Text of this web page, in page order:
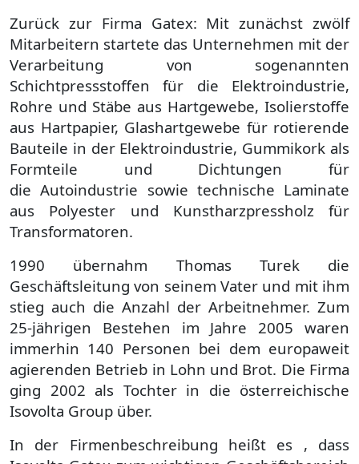
Zurück zur Firma Gatex: Mit zunächst zwölf
Mitarbeitern startete das Unternehmen mit der
Verarbeitung von sogenannten
Schichtpressstoffen für die Elektroindustrie,
Rohre und Stäbe aus Hartgewebe, Isolierstoffe
aus Hartpapier, Glashartgewebe für rotierende
Bauteile in der Elektroindustrie, Gummikork als
Formteile und Dichtungen für
die Autoindustrie sowie technische Laminate
aus Polyester und Kunstharzpressholz für
Transformatoren.
1990 übernahm Thomas Turek die
Geschäftsleitung von seinem Vater und mit ihm
stieg auch die Anzahl der Arbeitnehmer. Zum
25-jährigen Bestehen im Jahre 2005 waren
immerhin 140 Personen bei dem europaweit
agierenden Betrieb in Lohn und Brot. Die Firma
ging 2002 als Tochter in die österreichische
Isovolta Group über.
In der Firmenbeschreibung heißt es , dass